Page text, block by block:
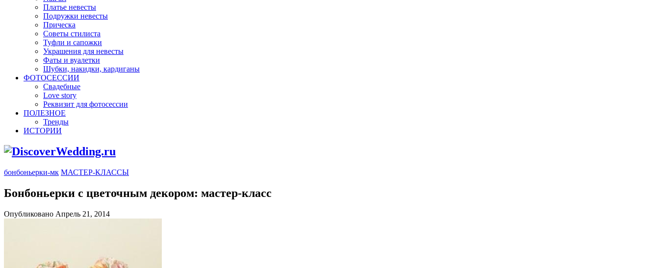
Платье невесты
Подружки невесты
Прическа
Советы стилиста
Туфли и сапожки
Украшения для невесты
Фаты и вуалетки
Шубки, накидки, кардиганы
ФОТОСЕССИИ
Свадебные
Love story
Реквизит для фотосессии
ПОЛЕЗНОЕ
Тренды
ИСТОРИИ
бонбоньерки-мк МАСТЕР-КЛАССЫ
Бонбоньерки с цветочным декором: мастер-класс
Опубликовано Апрель 21, 2014